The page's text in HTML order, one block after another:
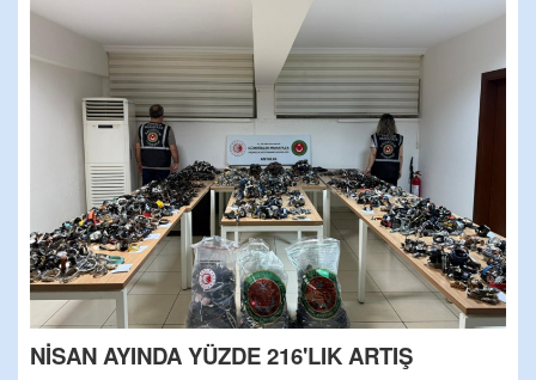
NİSAN AYINDA YÜZDE 216'LIK ARTIŞ